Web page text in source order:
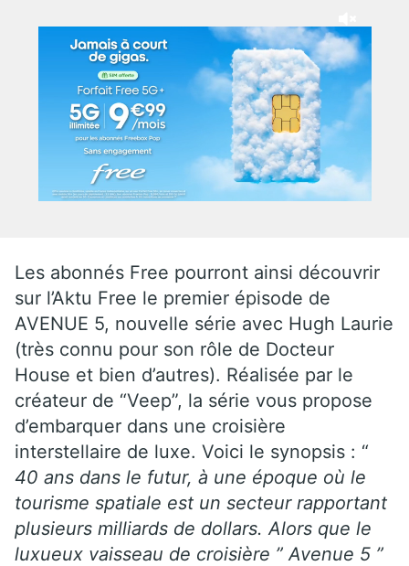
Les abonnés Free pourront ainsi découvrir
sur l’Aktu Free le premier épisode de
AVENUE 5, nouvelle série avec Hugh Laurie
(très connu pour son rôle de Docteur
House et bien d’autres). Réalisée par le
créateur de “Veep”, la série vous propose
d’embarquer dans une croisière
interstellaire de luxe. Voici le synopsis : “
40 ans dans le futur, à une époque où le
tourisme spatiale est un secteur rapportant
plusieurs milliards de dollars. Alors que le
luxueux vaisseau de croisière ” Avenue 5 ”